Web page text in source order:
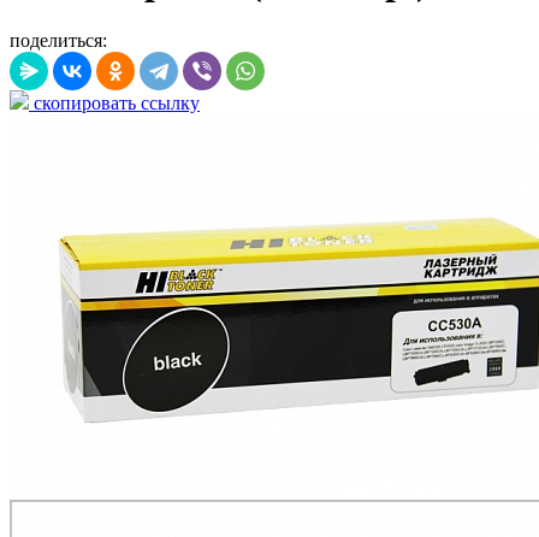
поделиться:
скопировать ссылку